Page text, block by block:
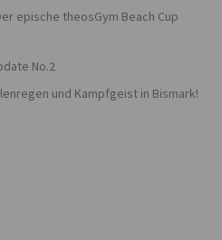
epische theosGym Beach Cup
No.2
und Kampfgeist in Bismark!